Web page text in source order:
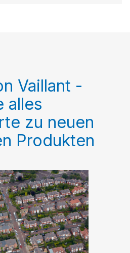
Vaillant -
alles
zu neuen
Produkten